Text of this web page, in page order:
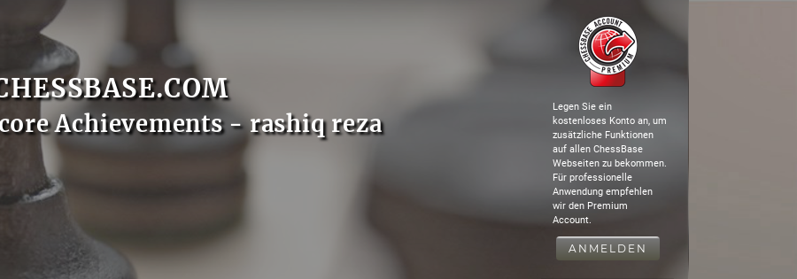
Achievements - rashiq reza
Legen Sie ein
kostenloses Konto an, um
zusätzliche Funktionen
auf allen ChessBase
Webseiten zu bekommen.
Für professionelle
Anwendung empfehlen
wir den Premium
Account.
ANMELDEN